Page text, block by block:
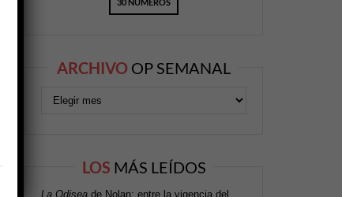
ARCHIVO OP SEMANAL
LOS MÁS LEÍDOS
La Odisea de Nolan: entre la vigencia del